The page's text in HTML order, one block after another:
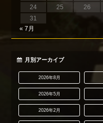
24
25 26
31
« 7月
月別アーカイブ
2026年8月
2026年5月
2026年2月